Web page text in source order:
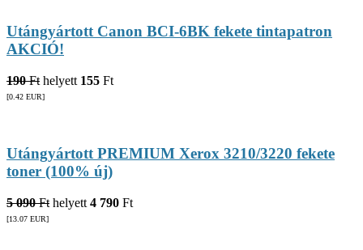
Utángyártott Canon BCI-6BK fekete tintapatron
AKCIÓ!
190 Ft helyett 155 Ft
[0.42 EUR]
Utángyártott PREMIUM Xerox 3210/3220 fekete
toner (100% új)
5 090 Ft helyett 4 790 Ft
[13.07 EUR]